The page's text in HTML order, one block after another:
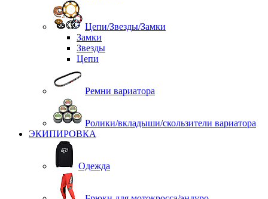
Цепи/Звезды/Замки
Замки
Звезды
Цепи
Ремни вариатора
Ролики/вкладыши/скользители вариатора
ЭКИПИРОВКА
Одежда